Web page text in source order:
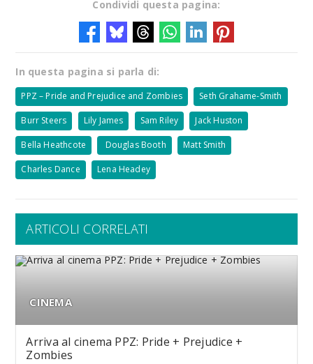
Condividi questa pagina:
In questa pagina si parla di:
PPZ – Pride and Prejudice and Zombies Seth Grahame-Smith
Burr Steers Lily James Sam Riley Jack Huston
Bella Heathcote Douglas Booth Matt Smith
Charles Dance Lena Headey
ARTICOLI CORRELATI
CINEMA
Arriva al cinema PPZ: Pride + Prejudice +
Zombies